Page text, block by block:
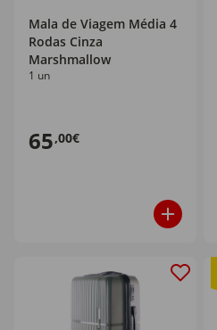
Mala de Viagem Média 4
Rodas Cinza
Marshmallow
1 un
65,00€